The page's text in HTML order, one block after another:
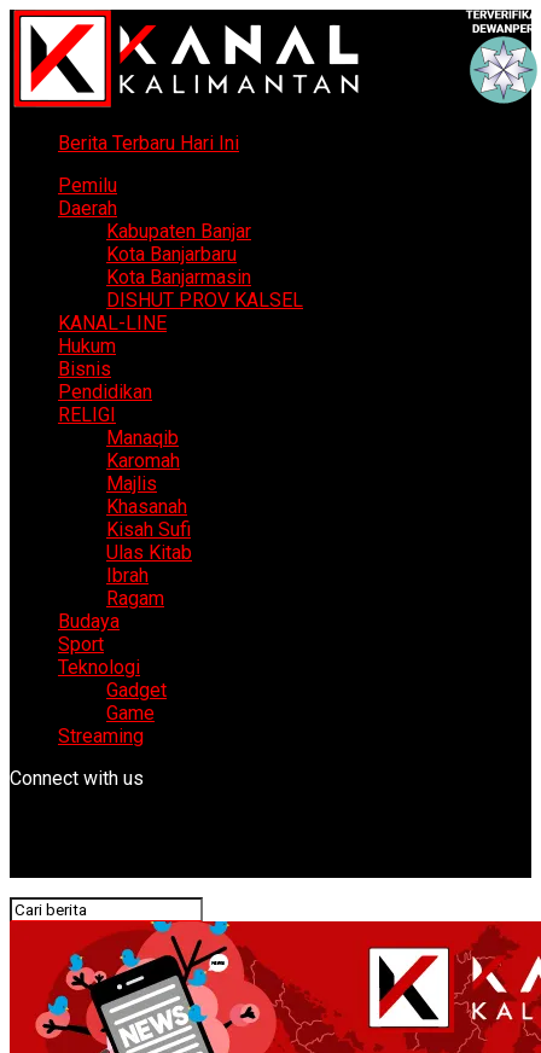
Berita Terbaru Hari Ini
Pemilu
Daerah
Kabupaten Banjar
Kota Banjarbaru
Kota Banjarmasin
DISHUT PROV KALSEL
KANAL-LINE
Hukum
Bisnis
Pendidikan
RELIGI
Manaqib
Karomah
Majlis
Khasanah
Kisah Sufi
Ulas Kitab
Ibrah
Ragam
Budaya
Sport
Teknologi
Gadget
Game
Streaming
Connect with us